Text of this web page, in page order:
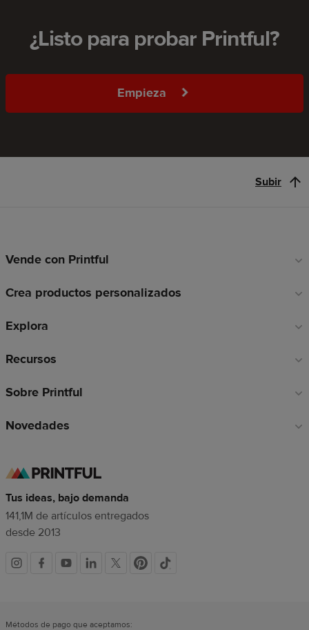
¿Listo para probar Printful?
Empieza
Subir
Enlaces
pie
página
Vende con Printful
Crea productos personalizados
Explora
Recursos
Sobre Printful
Novedades
Tus ideas, bajo demanda
141,1M de artículos entregados
desde 2013
Redes
Métodos de pago que aceptamos: